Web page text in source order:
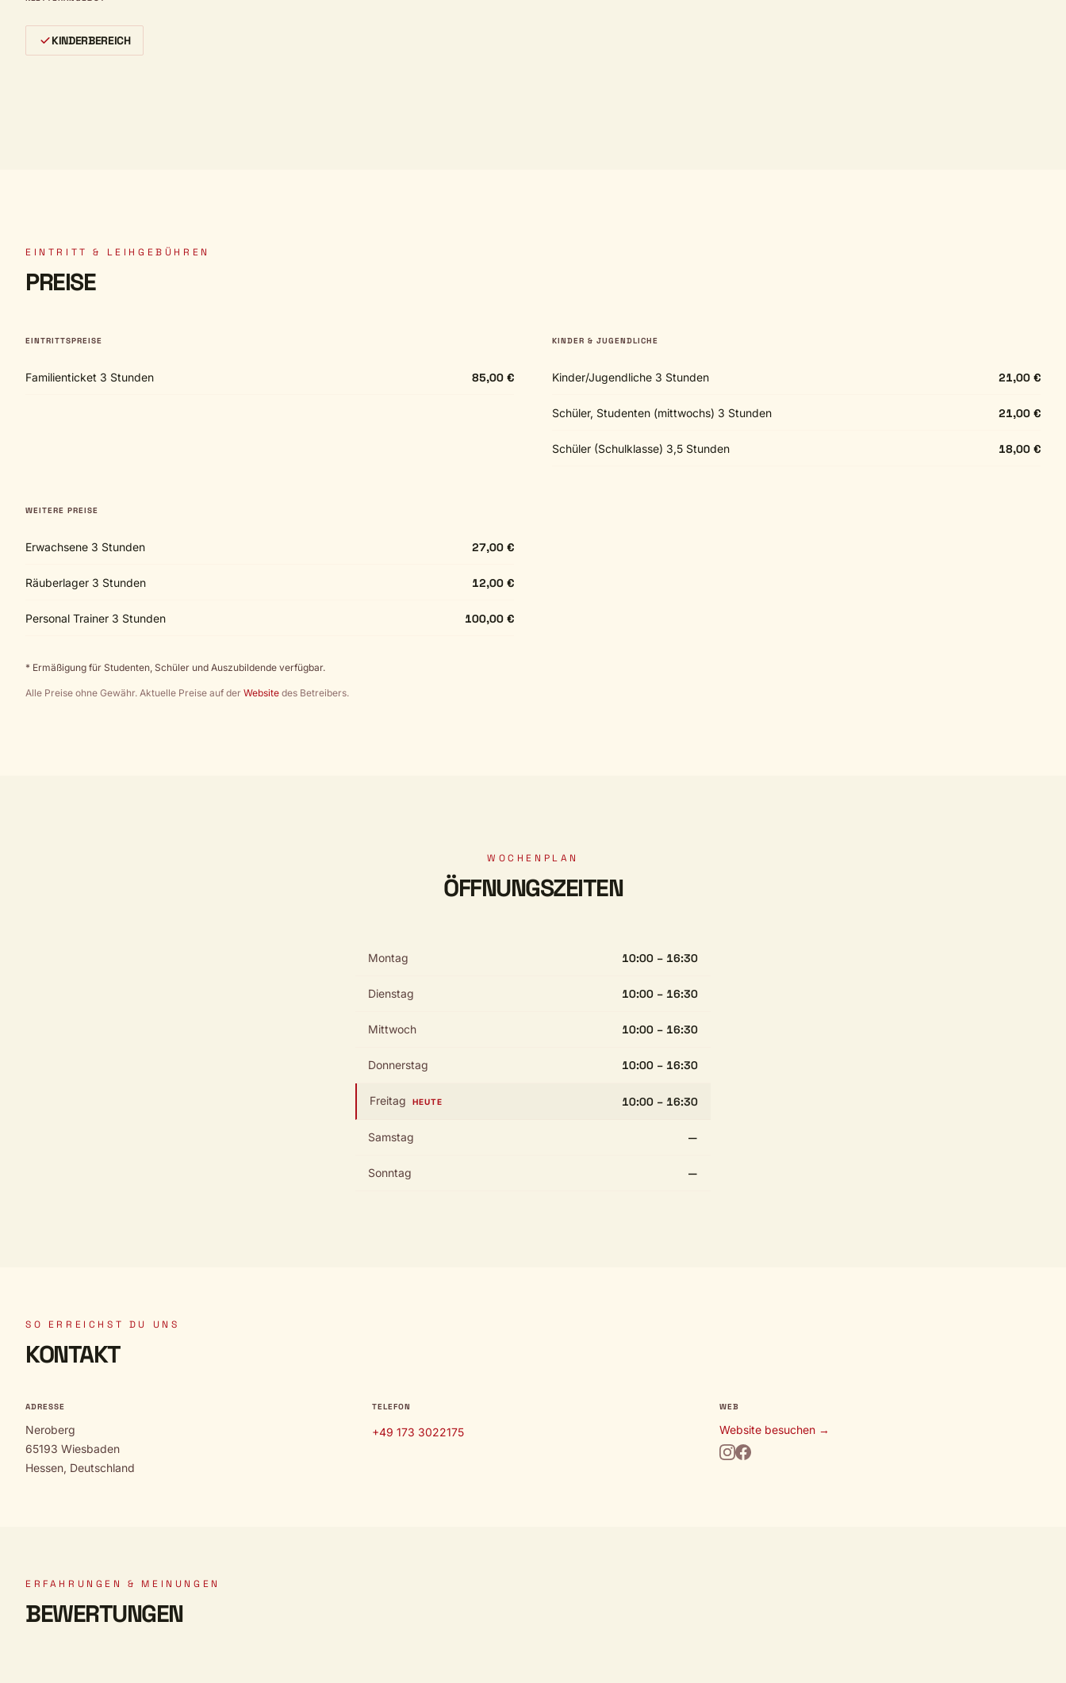
KINDERBEREICH
EINTRITT & LEIHGEBÜHREN
PREISE
EINTRITTSPREISE
Familienticket 3 Stunden 85,00 €
KINDER & JUGENDLICHE
Kinder/Jugendliche 3 Stunden 21,00 €
Schüler, Studenten (mittwochs) 3 Stunden 21,00 €
Schüler (Schulklasse) 3,5 Stunden 18,00 €
WEITERE PREISE
Erwachsene 3 Stunden 27,00 €
Räuberlager 3 Stunden 12,00 €
Personal Trainer 3 Stunden 100,00 €
* Ermäßigung für Studenten, Schüler und Auszubildende verfügbar.
Alle Preise ohne Gewähr. Aktuelle Preise auf der Website des Betreibers.
WOCHENPLAN
ÖFFNUNGSZEITEN
Montag 10:00 – 16:30
Dienstag 10:00 – 16:30
Mittwoch 10:00 – 16:30
Donnerstag 10:00 – 16:30
Freitag HEUTE 10:00 – 16:30
Samstag —
Sonntag —
SO ERREICHST DU UNS
KONTAKT
ADRESSE
Neroberg
65193 Wiesbaden
Hessen, Deutschland
TELEFON
+49 173 3022175
WEB
Website besuchen →
ERFAHRUNGEN & MEINUNGEN
BEWERTUNGEN